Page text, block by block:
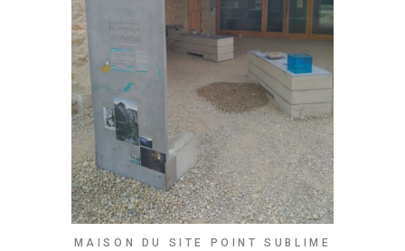
MAISON DU SITE POINT SUBLIME